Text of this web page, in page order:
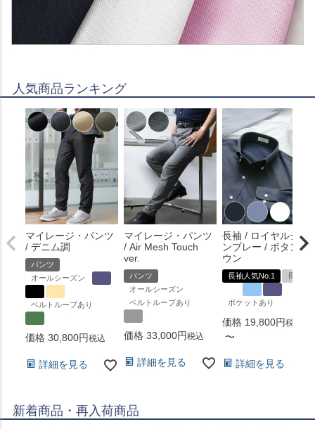
人気商品ランキング
マイレージ・パンツ
/ デニム調
パンツ
オールシーズン
ベルトループあり
価格 30,800 税込
詳細を見る
マイレージ・パンツ
/ Air Mesh Touch
ver.
パンツ
オールシーズン
ベルトループあり
価格 33,000 税込
詳細を見る
長袖 / ロイヤルシャ
ンブレー / ボタンダ
ウン
長袖人気No.1 長袖
ポケットあり
価格 19,800 税込
〜
詳細を見る
新着商品・再入荷商品